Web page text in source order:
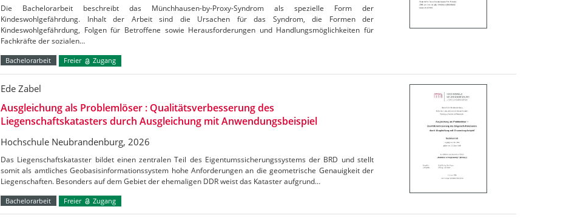
Die Bachelorarbeit beschreibt das Münchhausen-by-Proxy-Syndrom als spezielle Form der
Kindeswohlgefährdung. Inhalt der Arbeit sind die Ursachen für das Syndrom, die Formen der
Kindeswohlgefährdung, Folgen für Betroffene sowie Herausforderungen und Handlungsmöglichkeiten für
Fachkräfte der sozialen…
Bachelorarbeit Freier Zugang
Ede Zabel
Ausgleichung als Problemlöser : Qualitätsverbesserung des
Liegenschaftskatasters durch Ausgleichung mit Anwendungsbeispiel
Hochschule Neubrandenburg, 2026
Das Liegenschaftskataster bildet einen zentralen Teil des Eigentumssicherungssystems der BRD und stellt
somit als amtliches Geobasisinformationssystem hohe Anforderungen an die geometrische Genauigkeit der
Liegenschaften. Besonders auf dem Gebiet der ehemaligen DDR weist das Kataster aufgrund…
Bachelorarbeit Freier Zugang